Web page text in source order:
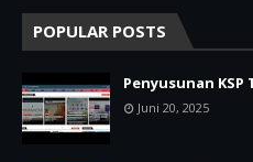
POPULAR POSTS
Penyusunan KSP
Juni 20, 2025